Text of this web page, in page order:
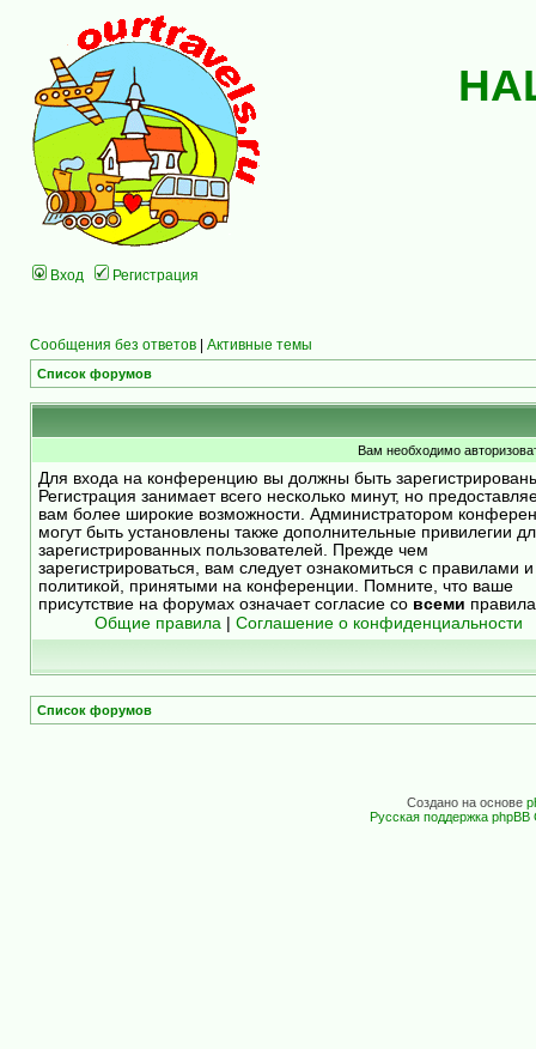
Вход Регистрация
Сообщения без ответов | Активные темы
Список форумов
Вам необходимо
Для входа на конференцию вы должны быть
Регистрация занимает всего несколько минут, но
вам более широкие возможности. Администратором
могут быть установлены также дополнительные привилегии
зарегистрированных пользователей. Прежде чем
зарегистрироваться, вам следует ознакомиться с правилами и
политикой, принятыми на конференции. Помните, что ваше
присутствие на форумах означает согласие со всеми
Общие правила
Соглашение о конфиденциальности
Список форумов
Создано на основе
Русская поддержка phpBB